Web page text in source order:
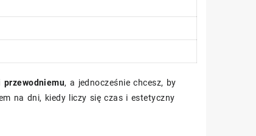
przewodniemu, a jednocześnie chcesz, by
na dni, kiedy liczy się czas i estetyczny